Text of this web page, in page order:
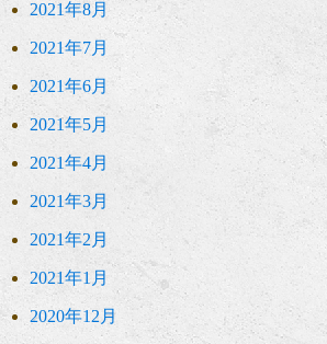
2021年8月
2021年7月
2021年6月
2021年5月
2021年4月
2021年3月
2021年2月
2021年1月
2020年12月